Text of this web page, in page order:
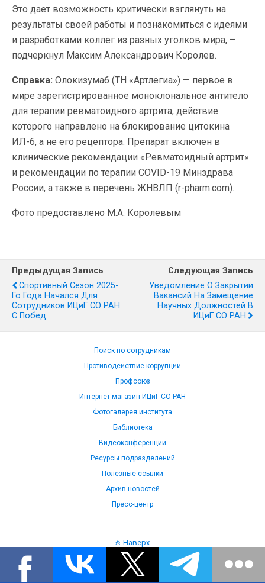
Это дает возможность критически взглянуть на
результаты своей работы и познакомиться с идеями
и разработками коллег из разных уголков мира, –
подчеркнул Максим Александрович Королев.
Справка: Олокизумаб (ТН «Артлегиа») — первое в
мире зарегистрированное моноклональное антитело
для терапии ревматоидного артрита, действие
которого направлено на блокирование цитокина
ИЛ-6, а не его рецептора. Препарат включен в
клинические рекомендации «Ревматоидный артрит»
и рекомендации по терапии COVID-19 Минздрава
России, а также в перечень ЖНВЛП (r-pharm.com).
Фото предоставлено М.А. Королевым
Предыдущая Запись
Спортивный Сезон 2025-
Го Года Начался Для
Сотрудников ИЦиГ СО РАН
С Побед
Следующая Запись
Уведомление О Закрытии
Вакансий На Замещение
Научных Должностей В
ИЦиГ СО РАН
Поиск по сотрудникам
Противодействие коррупции
Профсоюз
Интернет-магазин ИЦиГ СО РАН
Фотогалерея института
Библиотека
Видеоконференции
Ресурсы подразделений
Полезные ссылки
Архив новостей
Пресс-центр
Наверх